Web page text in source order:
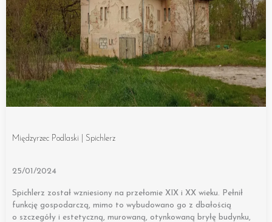
Międzyrzec Podlaski | Spichlerz
25/01/2024
Spichlerz został wzniesiony na przełomie XIX i XX wieku. Pełnił
funkcję gospodarczą, mimo to wybudowano go z dbałością
o szczegóły i estetyczną, murowaną, otynkowaną bryłę budynku,